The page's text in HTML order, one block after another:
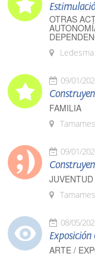
OTRAS
Ledesma
09/01/
FAMILIA
Tamames
09/01/
JUVENTUD
Tamames
08/05/
ARTE /